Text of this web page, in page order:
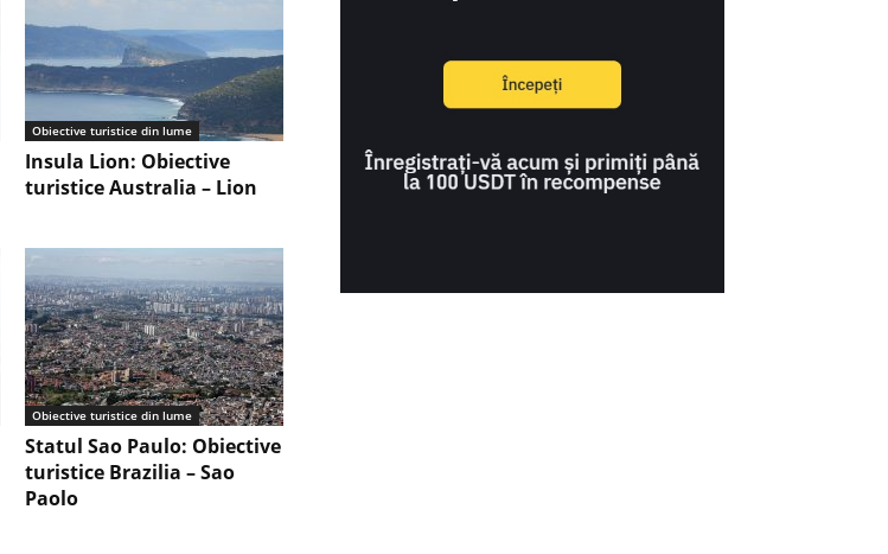
Obiective turistice din lume
Insula Lion: Obiective
turistice Australia – Lion
Obiective turistice din lume
Statul Sao Paulo: Obiective
turistice Brazilia – Sao
Paolo